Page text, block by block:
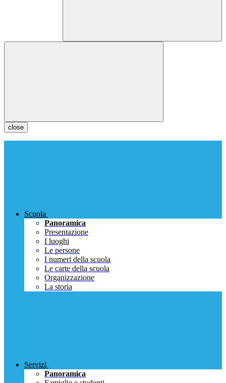
close
Scuola
Panoramica
Presentazione
I luoghi
Le persone
I numeri della scuola
Le carte della scuola
Organizzazione
La storia
Servizi
Panoramica